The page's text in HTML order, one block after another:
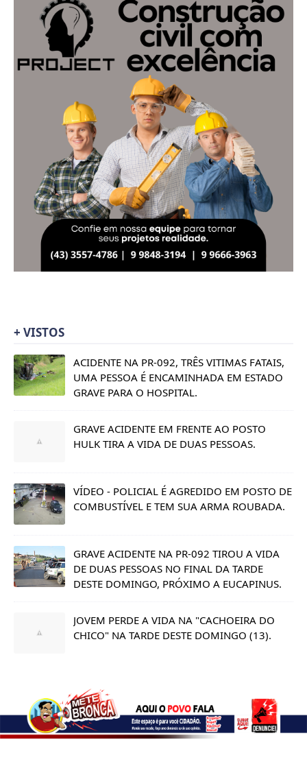
+ VISTOS
ACIDENTE NA PR-092, TRÊS VITIMAS FATAIS,
UMA PESSOA É ENCAMINHADA EM ESTADO
GRAVE PARA O HOSPITAL.
GRAVE ACIDENTE EM FRENTE AO POSTO
HULK TIRA A VIDA DE DUAS PESSOAS.
VÍDEO - POLICIAL É AGREDIDO EM POSTO DE
COMBUSTÍVEL E TEM SUA ARMA ROUBADA.
GRAVE ACIDENTE NA PR-092 TIROU A VIDA
DE DUAS PESSOAS NO FINAL DA TARDE
DESTE DOMINGO, PRÓXIMO A EUCAPINUS.
JOVEM PERDE A VIDA NA "CACHOEIRA DO
CHICO" NA TARDE DESTE DOMINGO (13).